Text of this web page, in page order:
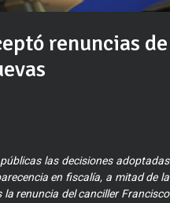
renuncias de
las decisiones adoptadas
en fiscalía, a mitad de la
la renuncia del canciller Francisco